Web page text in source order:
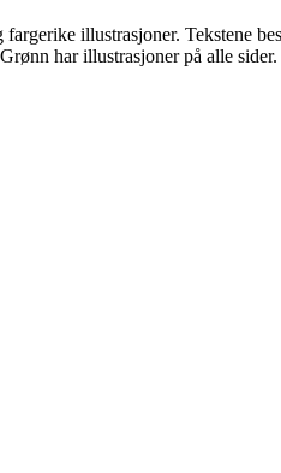
illustrasjoner. Tekstene
har illustrasjoner på alle sider.